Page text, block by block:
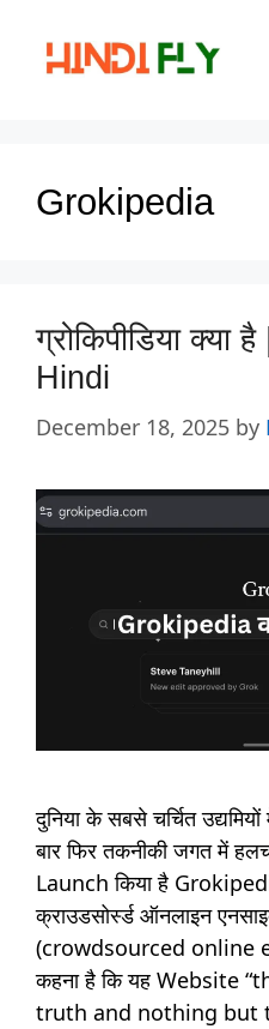
content
Grokipedia
ग्रोकिपीडिया
Hindi
December 18, 2025 by
दुनिया के सबसे चर्चित
बार फिर तकनीकी जगत में
Launch किया है
क्राउडसोर्स्ड ऑनलाइन
(crowdsourced online
कहना है कि यह Website
truth and nothing but